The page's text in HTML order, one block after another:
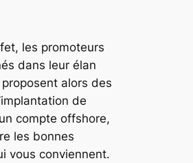
les promoteurs
dans leur élan
alors des
de
compte offshore,
les bonnes
vous conviennent.